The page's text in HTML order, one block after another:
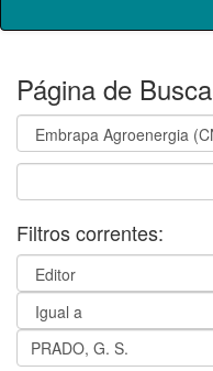
Página de Busca
Filtros correntes: